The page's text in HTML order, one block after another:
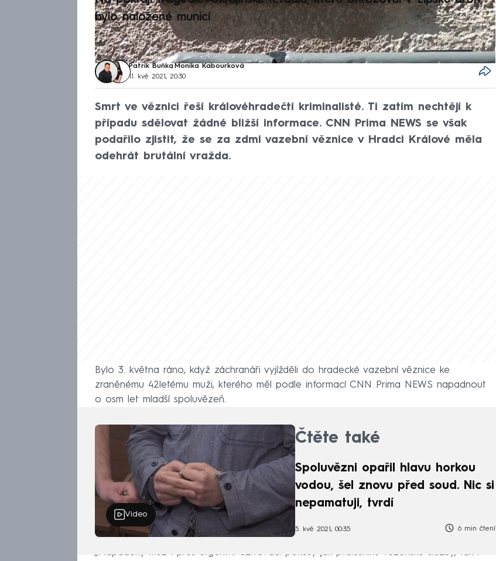
bylo naložené municí
Patrik Buňka, Monika Kabourková
11. kvě 2021, 20:30
Smrt ve věznici řeší královéhradečtí kriminalisté. Ti zatím nechtějí k
případu sdělovat žádné bližší informace. CNN Prima NEWS se však
podařilo zjistit, že se za zdmi vazební věznice v Hradci Králové měla
odehrát brutální vražda.
Bylo 3. května ráno, když záchranáři vyjížděli do hradecké vazební věznice ke
zraněnému 42letému muži, kterého měl podle informací CNN Prima NEWS napadnout
o osm let mladší spoluvězeň.
Video
Čtěte také
Spoluvězni opařil hlavu horkou
vodou, šel znovu před soud. Nic si
nepamatuji, tvrdí
5. kvě 2021, 00:35 6 min čtení
„Napadený muž i přes urgentní oživovací pokusy jak příslušníků vězeňské služby, tak i